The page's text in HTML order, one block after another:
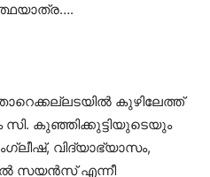
കുഴിലേത്ത്
സി. കുഞ്ഞിക്കുട്ടിയുടെയും
വിദ്യാഭ്യാസം,
സയൻസ് എന്നീ